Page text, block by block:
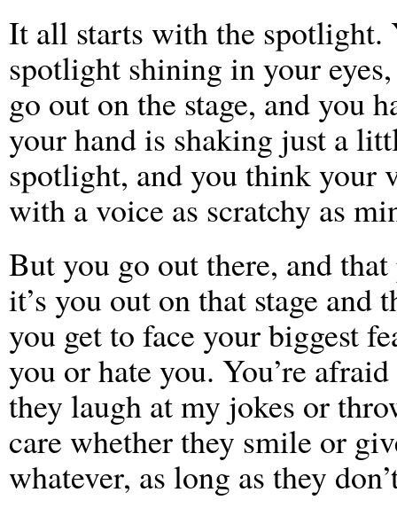
It all starts with the spotlight.
spotlight shining in your
go out on the stage, and you
your hand is shaking just a
spotlight, and you think your
with a voice as scratchy as
But you go out there, and
it’s you out on that stage and
you get to face your biggest
you or hate you. You’re
they laugh at my jokes or
care whether they smile or
whatever, as long as they